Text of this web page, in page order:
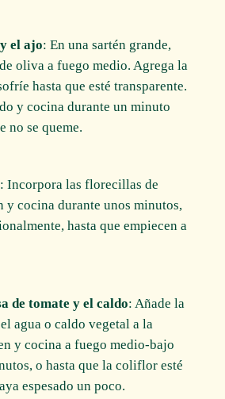
el ajo: En una sartén grande,
oliva a fuego medio. Agrega la
hasta que esté transparente.
y cocina durante un minuto
no se queme.
: Incorpora las florecillas de
y cocina durante unos minutos,
hasta que empiecen a
de tomate y el caldo: Añade la
agua o caldo vegetal a la
y cocina a fuego medio-bajo
o hasta que la coliflor esté
espesado un poco.